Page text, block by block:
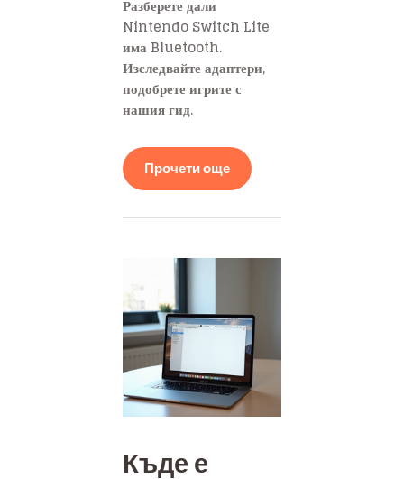
Разберете дали
Nintendo Switch Lite
има Bluetooth.
Изследвайте адаптери,
подобрете игрите с
нашия гид.
Прочети още
Къде е